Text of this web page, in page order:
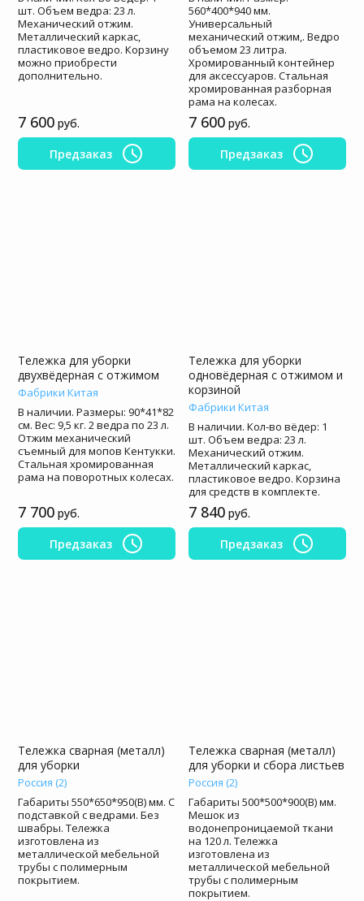
шт. Объем ведра: 23 л.
Механический отжим.
Металлический каркас,
пластиковое ведро. Корзину
можно приобрести
дополнительно.
7 600 руб.
Предзаказ
560*400*940 мм.
Универсальный
механический отжим,. Ведро
объемом 23 литра.
Хромированный контейнер
для аксессуаров. Стальная
хромированная разборная
рама на колесах.
7 600 руб.
Предзаказ
Тележка для уборки
двухвёдерная с отжимом
Фабрики Китая
В наличии. Размеры: 90*41*82
см. Вес: 9,5 кг. 2 ведра по 23 л.
Отжим механический
съемный для мопов Кентукки.
Стальная хромированная
рама на поворотных колесах.
7 700 руб.
Предзаказ
Тележка для уборки
одновёдерная с отжимом и
корзиной
Фабрики Китая
В наличии. Кол-во вёдер: 1
шт. Объем ведра: 23 л.
Механический отжим.
Металлический каркас,
пластиковое ведро. Корзина
для средств в комплекте.
7 840 руб.
Предзаказ
Тележка сварная (металл)
для уборки
Россия (2)
Габариты 550*650*950(В) мм. С
подставкой с ведрами. Без
швабры. Тележка
изготовлена из
металлической мебельной
трубы с полимерным
покрытием.
Тележка сварная (металл)
для уборки и сбора листьев
Россия (2)
Габариты 500*500*900(В) мм.
Мешок из
водонепроницаемой ткани
на 120 л. Тележка
изготовлена из
металлической мебельной
трубы с полимерным
покрытием.